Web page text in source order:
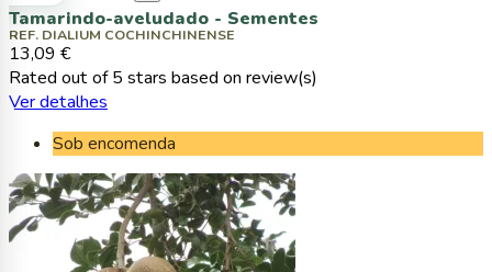
Tamarindo-aveludado - Sementes
REF. DIALIUM COCHINCHINENSE
13,09 €
Rated out of 5 stars based on review(s)
Ver detalhes
Sob encomenda